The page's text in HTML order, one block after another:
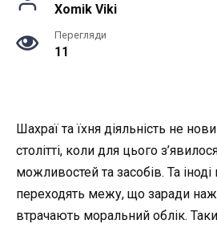
Xomik Viki
Перегляди
11
Шaхраї та їхня діяльність не
столітті, коли для цього
можливостей та засобів. Та іноді
переходять межу, що заради
втрачають моральний облік.